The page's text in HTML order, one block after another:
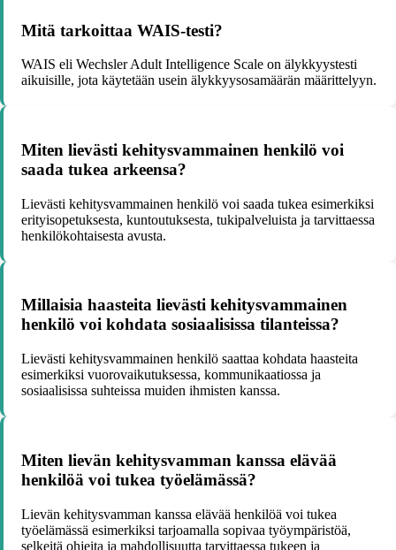
Mitä tarkoittaa WAIS-testi?
WAIS eli Wechsler Adult Intelligence Scale on älykkyystesti
aikuisille, jota käytetään usein älykkyysosamäärän määrittelyyn.
Miten lievästi kehitysvammainen henkilö voi
saada tukea arkeensa?
Lievästi kehitysvammainen henkilö voi saada tukea esimerkiksi
erityisopetuksesta, kuntoutuksesta, tukipalveluista ja tarvittaessa
henkilökohtaisesta avusta.
Millaisia haasteita lievästi kehitysvammainen
henkilö voi kohdata sosiaalisissa tilanteissa?
Lievästi kehitysvammainen henkilö saattaa kohdata haasteita
esimerkiksi vuorovaikutuksessa, kommunikaatiossa ja
sosiaalisissa suhteissa muiden ihmisten kanssa.
Miten lievän kehitysvamman kanssa elävää
henkilöä voi tukea työelämässä?
Lievän kehitysvamman kanssa elävää henkilöä voi tukea
työelämässä esimerkiksi tarjoamalla sopivaa työympäristöä,
selkeitä ohjeita ja mahdollisuutta tarvittaessa tukeen ja